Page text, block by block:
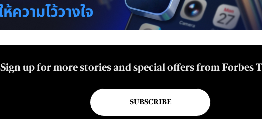
Sign up for more stories and special offers from Forbes
SUBSCRIBE